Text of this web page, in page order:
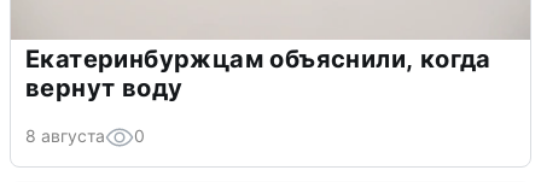
Екатеринбуржцам объяснили, когда
вернут воду
8 августа 0